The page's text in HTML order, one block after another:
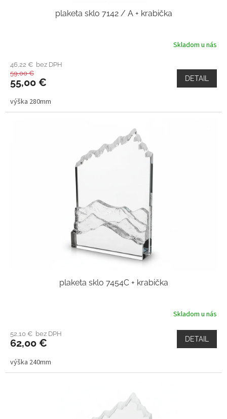
plaketa sklo 7142 / A + krabička
Skladom u nás
46,22 € bez DPH
59,00 €
55,00 € DETAIL
výška 280mm
plaketa sklo 7454C + krabička
Skladom u nás
52,10 € bez DPH
62,00 € DETAIL
výška 240mm